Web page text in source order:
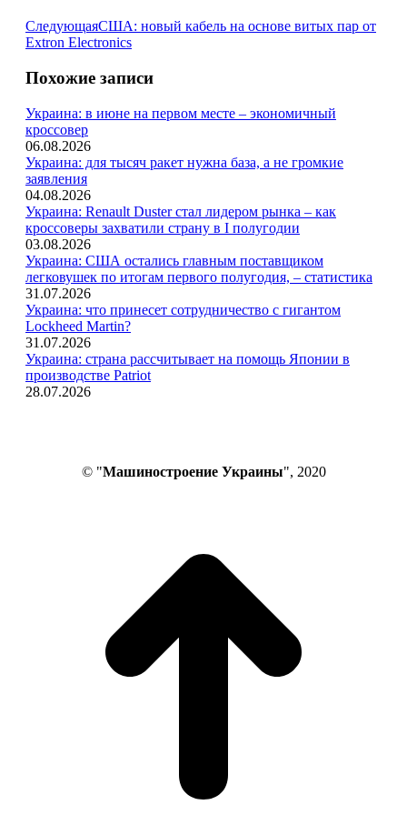
СледующаяСледующая
запись:
США: новый кабель на основе витых пар от
Extron Electronics
Похожие записи
Украина: в июне на первом месте – экономичный
кроссовер
06.08.2026
Украина: для тысяч ракет нужна база, а не громкие
заявления
04.08.2026
Украина: Renault Duster стал лидером рынка – как
кроссоверы захватили страну в I полугодии
03.08.2026
Украина: США остались главным поставщиком
легковушек по итогам первого полугодия, – статистика
31.07.2026
Украина: что принесет сотрудничество с гигантом
Lockheed Martin?
31.07.2026
Украина: страна рассчитывает на помощь Японии в
производстве Patriot
28.07.2026
© "Машиностроение Украины", 2020